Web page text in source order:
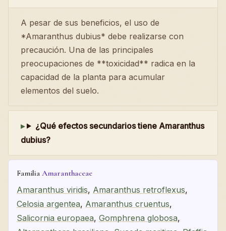
A pesar de sus beneficios, el uso de
*Amaranthus dubius* debe realizarse con
precaución. Una de las principales
preocupaciones de **toxicidad** radica en la
capacidad de la planta para acumular
elementos del suelo.
¿Qué efectos secundarios tiene Amaranthus
dubius?
Familia Amaranthaceae
Amaranthus viridis, Amaranthus retroflexus,
Celosia argentea, Amaranthus cruentus,
Salicornia europaea, Gomphrena globosa,